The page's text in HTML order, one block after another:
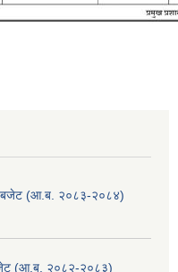
र बजेट (आ.ब. २०८३-२०८४)
बजेट (आ.ब. २०८२-२०८३)